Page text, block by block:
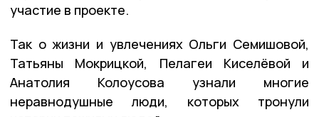
участие в проекте.
Так о жизни и увлечениях Ольги Семишовой,
Татьяны Мокрицкой, Пелагеи Киселёвой и
Анатолия Колоусова узнали многие
неравнодушные люди, которых тронули